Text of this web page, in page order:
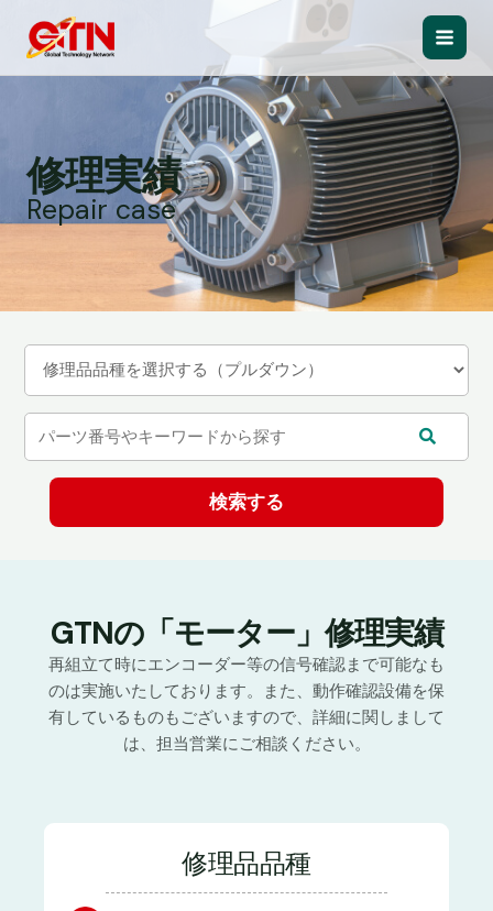
Main
修理実績
Repair case
GTNの「モーター」修理実績
再組立て時にエンコーダー等の信号確認まで可能なも
のは実施いたしております。また、動作確認設備を保
有しているものもございますので、詳細に関しまして
は、担当営業にご相談ください。
修理品品種